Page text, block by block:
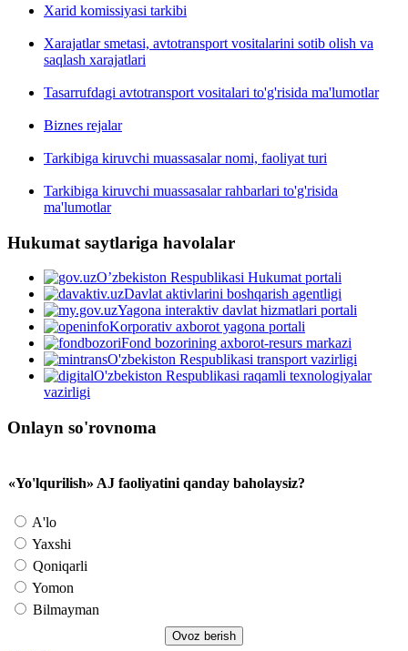
Xarid komissiyasi tarkibi
Xarajatlar smetasi, avtotransport vositalarini sotib olish va
saqlash xarajatlari
Tasarrufdagi avtotransport vositalari to'g'risida ma'lumotlar
Biznes rejalar
Tarkibiga kiruvchi muassasalar nomi, faoliyat turi
Tarkibiga kiruvchi muassasalar rahbarlari to'g'risida
ma'lumotlar
Hukumat saytlariga havolalar
O’zbekiston Respublikasi Hukumat portali
Davlat aktivlarini boshqarish agentligi
Yagona interaktiv davlat hizmatlari portali
Korporativ axborot yagona portali
Fond bozorining axborot-resurs markazi
O'zbekiston Respublikasi transport vazirligi
O'zbekiston Respublikasi raqamli texnologiyalar
vazirligi
Onlayn so'rovnoma
«Yo'lqurilish» AJ faoliyatini qanday baholaysiz?
A'lo
Yaxshi
Qoniqarli
Yomon
Bilmayman